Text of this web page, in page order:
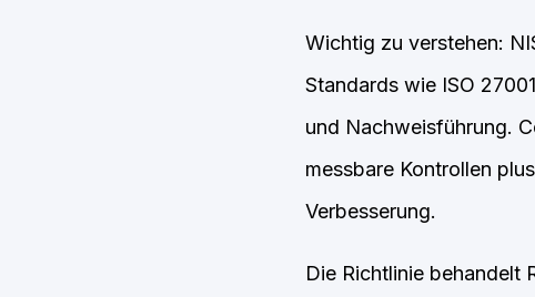
Wichtig zu verstehen:
Standards wie ISO
und Nachweisführung.
messbare Kontrollen
Verbesserung.
Die Richtlinie behandelt